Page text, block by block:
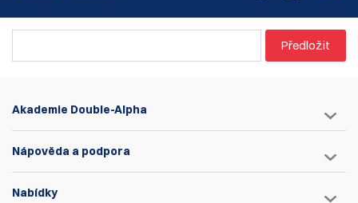
Předložit
Akademie Double-Alpha
Nápověda a podpora
Nabídky